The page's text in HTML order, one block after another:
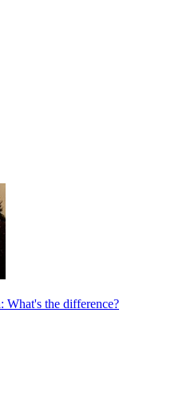
What's the difference?